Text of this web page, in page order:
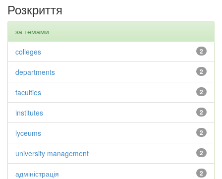
Розкриття
за темами
2
colleges
2
departments
2
faculties
2
institutes
2
lyceums
2
university management
2
адміністрація